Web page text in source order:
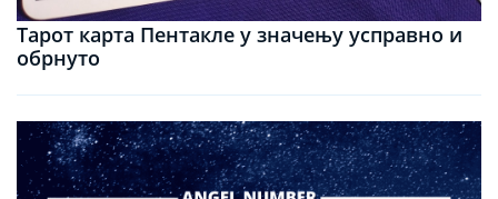
Тарот карта Пентакле у значењу усправно и
обрнуто